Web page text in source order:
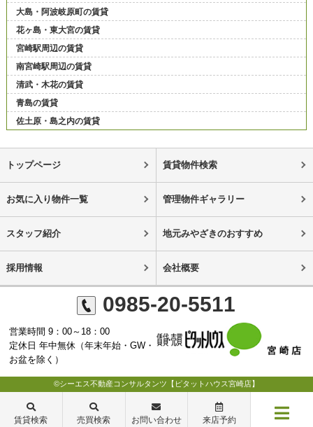
大島・阿波岐原町の賃貸
花ヶ島・東大宮の賃貸
宮崎駅周辺の賃貸
南宮崎駅周辺の賃貸
清武・木花の賃貸
青島の賃貸
佐土原・島之内の賃貸
トップページ 賃貸物件検索
お気に入り物件一覧 管理物件ギャラリー
スタッフ紹介 地元みやざきのおすすめ
採用情報 会社概要
0985-20-5511
営業時間 9：00～18：00
定休日 年中無休（年末年始・GW・
お盆を除く）
©シーエス不動産コンサルタンツ【ピタットハウス宮崎店】
賃貸検索 売買検索 お問い合わせ 来店予約